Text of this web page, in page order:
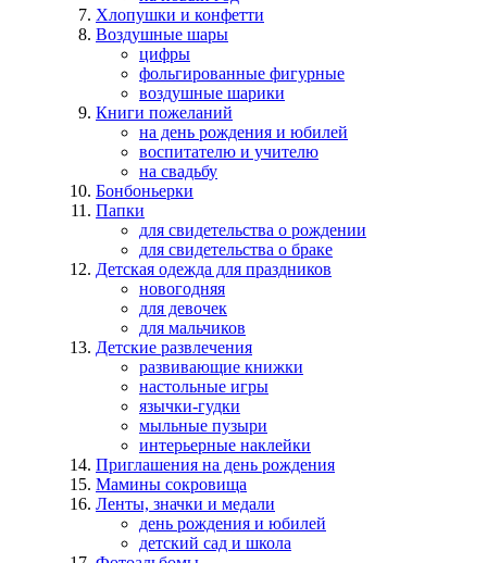
Хлопушки и конфетти
Воздушные шары
цифры
фольгированные фигурные
воздушные шарики
Книги пожеланий
на день рождения и юбилей
воспитателю и учителю
на свадьбу
Бонбоньерки
Папки
для свидетельства о рождении
для свидетельства о браке
Детская одежда для праздников
новогодняя
для девочек
для мальчиков
Детские развлечения
развивающие книжки
настольные игры
язычки-гудки
мыльные пузыри
интерьерные наклейки
Приглашения на день рождения
Мамины сокровища
Ленты, значки и медали
день рождения и юбилей
детский сад и школа